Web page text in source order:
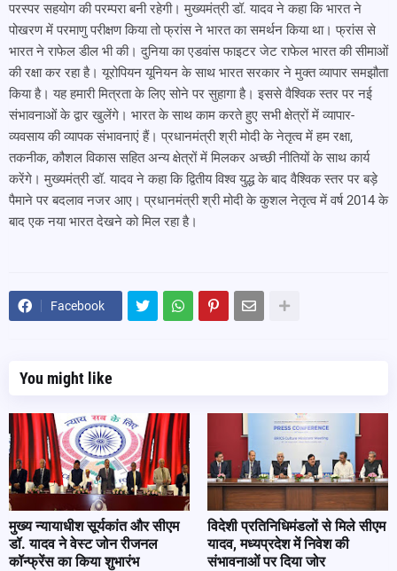
परस्पर सहयोग की परम्परा बनी रहेगी। मुख्यमंत्री डॉ. यादव ने कहा कि भारत ने
पोखरण में परमाणु परीक्षण किया तो फ्रांस ने भारत का समर्थन किया था। फ्रांस से
भारत ने राफेल डील भी की। दुनिया का एडवांस फाइटर जेट राफेल भारत की सीमाओं
की रक्षा कर रहा है। यूरोपियन यूनियन के साथ भारत सरकार ने मुक्त व्यापार समझौता
किया है। यह हमारी मित्रता के लिए सोने पर सुहागा है। इससे वैश्विक स्तर पर नई
संभावनाओं के द्वार खुलेंगे। भारत के साथ काम करते हुए सभी क्षेत्रों में व्यापार-
व्यवसाय की व्यापक संभावनाएं हैं। प्रधानमंत्री श्री मोदी के नेतृत्व में हम रक्षा,
तकनीक, कौशल विकास सहित अन्य क्षेत्रों में मिलकर अच्छी नीतियों के साथ कार्य
करेंगे। मुख्यमंत्री डॉ. यादव ने कहा कि द्वितीय विश्व युद्ध के बाद वैश्विक स्तर पर बड़े
पैमाने पर बदलाव नजर आए। प्रधानमंत्री श्री मोदी के कुशल नेतृत्व में वर्ष 2014 के
बाद एक नया भारत देखने को मिल रहा है।
Facebook
You might like
मुख्य न्यायाधीश सूर्यकांत और सीएम
डॉ. यादव ने वेस्ट जोन रीजनल
कॉन्फ्रेंस का किया शुभारंभ
विदेशी प्रतिनिधिमंडलों से मिले सीएम
यादव, मध्यप्रदेश में निवेश की
संभावनाओं पर दिया जोर